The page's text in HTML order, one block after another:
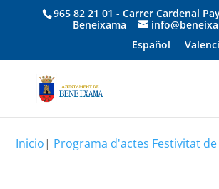
965 82 21 01 - Carrer Cardenal
Beneixama
Español
Inicio| Programa d'actes Festivitat